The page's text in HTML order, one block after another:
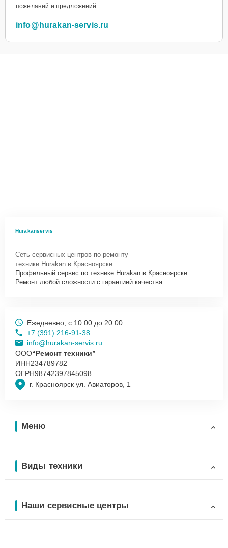
пожеланий и предложений
info@hurakan-servis.ru
Hurakanservis
Сеть сервисных центров по ремонту
техники Hurakan в Красноярске.
Профильный сервис по технике Hurakan в Красноярске.
Ремонт любой сложности с гарантией качества.
г. Красноярск ул. Авиаторов, 1
Ежедневно, с 10:00 до 20:00
+7 (391) 216-91-38
info@hurakan-servis.ru
ООО“Ремонт техники”
ИНН234789782
ОГРН98742397845098
Меню
Виды техники
Наши сервисные центры